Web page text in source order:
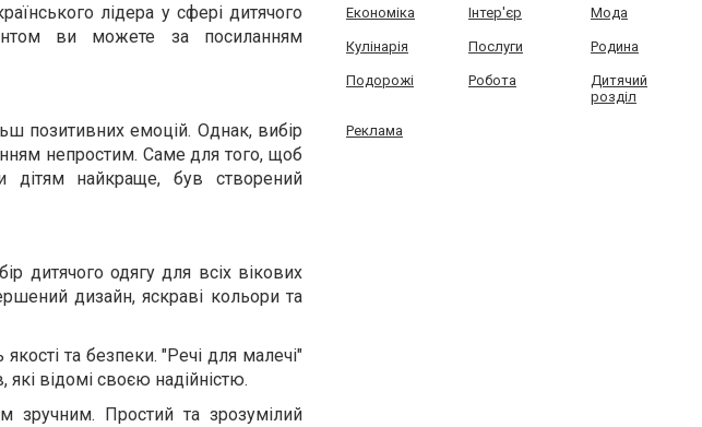
лідера у сфері дитячого
ви можете за посиланням
позитивних емоцій. Однак, вибір
непростим. Саме для того, щоб
дітям найкраще, був створений
дитячого одягу для всіх вікових
дизайн, яскраві кольори та
та безпеки. "Речі для малечі"
які відомі своєю надійністю.
зручним. Простий та зрозумілий
Економіка Інтер'єр Мода
Кулінарія Послуги Родина
Подорожі Робота
Дитячий
розділ
Реклама